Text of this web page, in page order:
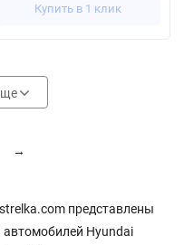
Купить в 1 клик
→
представлены
Hyundai